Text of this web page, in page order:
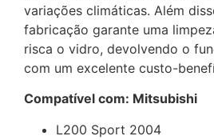
variações climáticas. Além
fabricação garante uma
risca o vidro, devolvendo o
com um excelente custo-
Compatível com: Mitsubishi
L200 Sport 2004